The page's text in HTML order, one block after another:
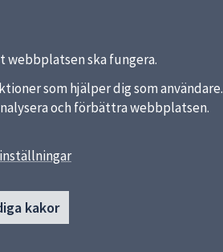
webbplatsen ska fungera.
som hjälper dig som användare.
och förbättra webbplatsen.
kakor
kommun